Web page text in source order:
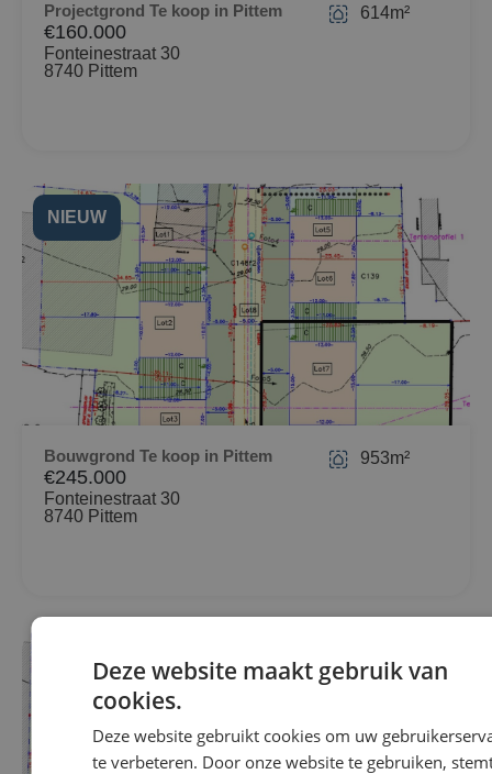
Projectgrond Te koop in Pittem
€160.000
Fonteinestraat 30
8740 Pittem
614m²
NIEUW
Bouwgrond Te koop in Pittem
€245.000
Fonteinestraat 30
8740 Pittem
953m²
NIEUWDeze website maakt gebruik van
cookies.
Deze website gebruikt cookies om uw
te verbeteren. Door onze website te gebruiken,